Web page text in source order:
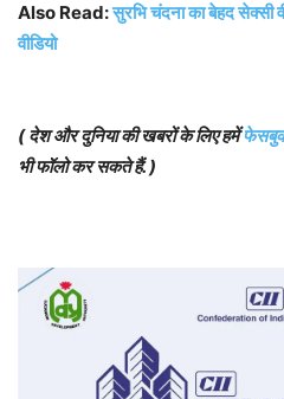
Also Read:सुरभि चंदना का बेहद सेक्सी
वीडियो
( देश और दुनिया की खबरों के लिए हमें
भी फॉलो कर सकते हैं. )